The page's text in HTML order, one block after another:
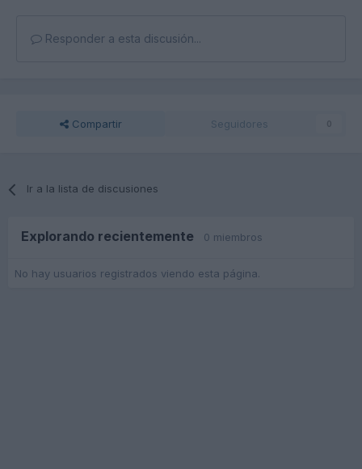
Responder a esta discusión...
Compartir Seguidores 0
Ir a la lista de discusiones
Explorando recientemente 0 miembros
No hay usuarios registrados viendo esta página.